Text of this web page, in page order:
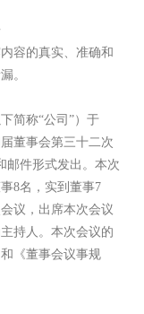
容的真实、准确和
。
简称“公司”）于
董事会第三十二次
邮件形式发出。本次
8名，实到董事7
议，出席本次会议
持人。本次会议的
《董事会议事规